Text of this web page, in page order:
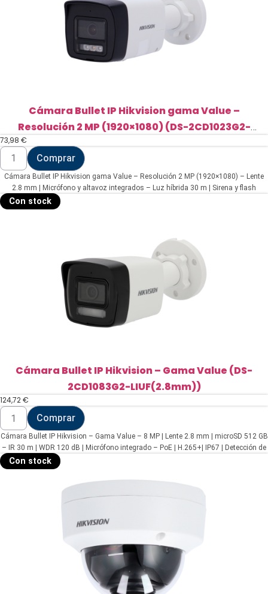
Cámara Bullet IP Hikvision gama Value –
Resolución 2 MP (1920×1080) (DS-2CD1023G2-
LIUF/SL(2.8mm))
73,98 €
Cámara
Bullet
IP
Hikvision
gama
Value
-
LIUF/SL(2.8mm))
Comprar
Cámara Bullet IP Hikvision gama Value – Resolución 2 MP (1920×1080) – Lente
2.8 mm | Micrófono y altavoz integrados – Luz híbrida 30 m | Sirena y flash
Con stock
Cámara Bullet IP Hikvision – Gama Value (DS-
2CD1083G2-LIUF(2.8mm))
124,72€
Cámara
Bullet
IP
Hikvision
-
Gama
Value
Comprar
Cámara Bullet IP Hikvision – Gama Value – 8 MP | Lente 2.8 mm | microSD 512 GB
– IR 30 m | WDR 120 dB | Micrófono integrado – PoE | H.265+| IP67 | Detección de
movimiento 2.0 – WEB, Software CMS, Smartphone y NVR
Con stock